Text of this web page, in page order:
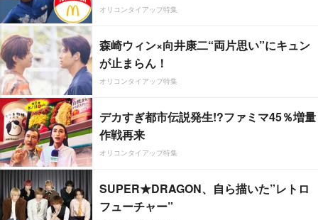
オリコンタイアップ特集
森崎ウィン×向井康二“両片思い”にキュン
が止まらん！
オリコンタイアップ特集
デカすぎ都市伝説発生!?ファミマ45％増量
作戦再来
オリコンタイアップ特集
SUPER★DRAGON、自ら描いた”レトロ
フューチャー”